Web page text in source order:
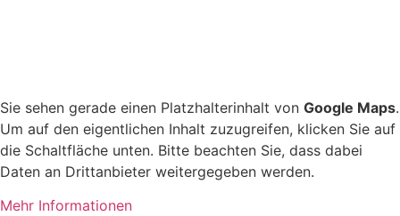
Sie sehen gerade einen Platzhalterinhalt von Google Maps.
Um auf den eigentlichen Inhalt zuzugreifen, klicken Sie auf
die Schaltfläche unten. Bitte beachten Sie, dass dabei
Daten an Drittanbieter weitergegeben werden.
Mehr Informationen